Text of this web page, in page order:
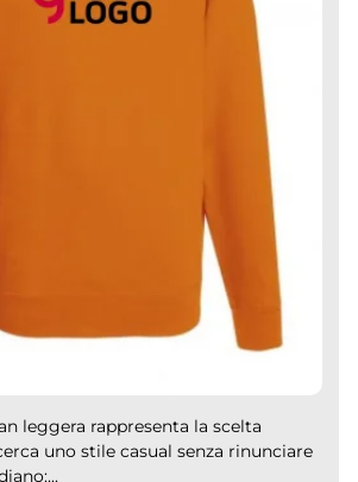
leggera rappresenta la scelta
uno stile casual senza rinunciare